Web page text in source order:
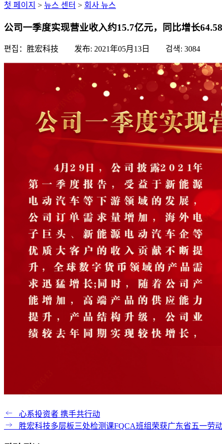
첫 페이지 > 뉴스 센터 > 회사 뉴스
公司一季度实现营业收入约15.7亿元，同比增长
편집：胜宏科技 发布: 2021年05月13日 검색: 3084
心系投资者 携手共行动
胜宏科技多层板三处检测课FQCA班组荣获广东省五一劳